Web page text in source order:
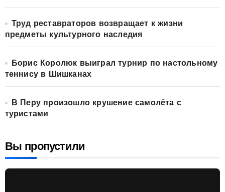
Труд реставраторов возвращает к жизни
предметы культурного наследия
Борис Королюк выиграл турнир по настольному
теннису в Шишканах
В Перу произошло крушение самолёта с
туристами
Вы пропустили